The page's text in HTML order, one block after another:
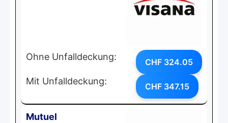
Ohne Unfalldeckung: CHF 324.05
Mit Unfalldeckung: CHF 347.15
Mutuel